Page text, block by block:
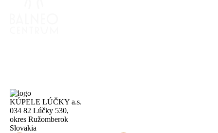
KÚPELE LÚČKY a.s.
034 82 Lúčky 530,
okres Ružomberok
Slovakia